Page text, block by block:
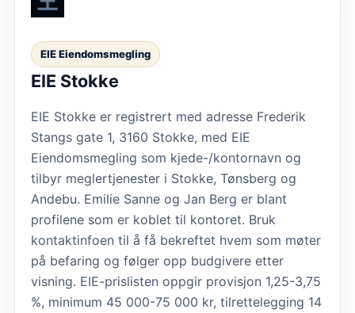
EIE Eiendomsmegling
EIE Stokke
EIE Stokke er registrert med adresse Frederik
Stangs gate 1, 3160 Stokke, med EIE
Eiendomsmegling som kjede-/kontornavn og
tilbyr meglertjenester i Stokke, Tønsberg og
Andebu. Emilie Sanne og Jan Berg er blant
profilene som er koblet til kontoret. Bruk
kontaktinfoen til å få bekreftet hvem som møter
på befaring og følger opp budgivere etter
visning. EIE-prislisten oppgir provisjon 1,25-3,75
%, minimum 45 000-75 000 kr, tilrettelegging 14